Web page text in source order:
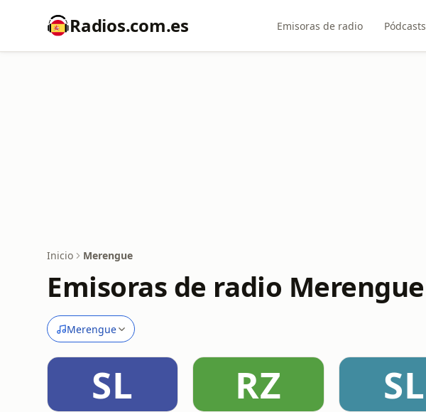
Radios.com.es Emisoras de radio Pódcasts
Inicio Merengue
Emisoras de radio Merengue
Merengue
SL RZ SL